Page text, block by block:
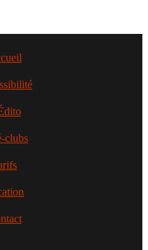
clubs